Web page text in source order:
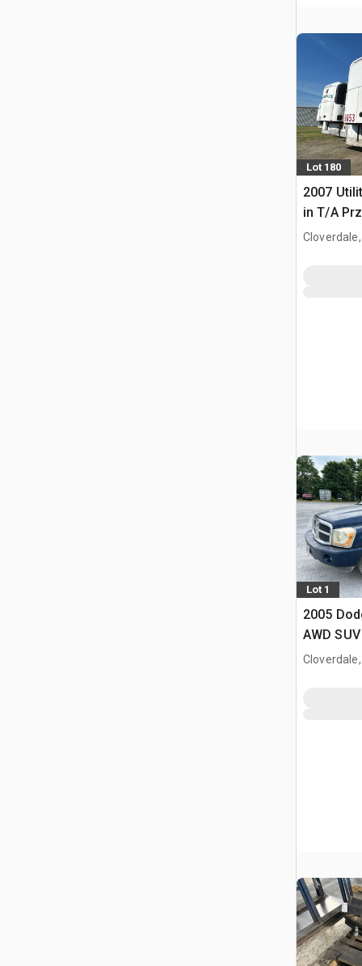
Lot 180
2007
in T/A
Lot 1
2005
AWD SUV